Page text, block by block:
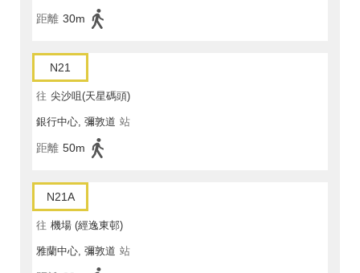
距離 30m
N21
往 尖沙咀(天星碼頭)
銀行中心, 彌敦道 站
距離 50m
N21A
往 機場 (經逸東邨)
雅蘭中心, 彌敦道 站